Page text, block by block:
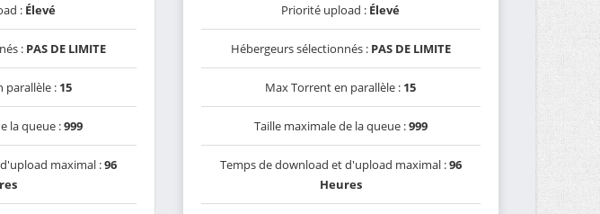
: Élevé
: PAS DE LIMITE
parallèle : 15
la queue :999
maximal :96
Priorité upload : Élevé
Hébergeurs sélectionnés : PAS DE LIMITE
Max Torrent en parallèle : 15
Taille maximale de la queue :999
Temps de download et d'upload maximal :96
Heures